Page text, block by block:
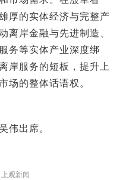
厚的实体经济与完整产
离岸金融与先进制造、
务等实体产业深度绑
岸服务的短板，提升上
场的整体话语权。
伟出席。
上观新闻